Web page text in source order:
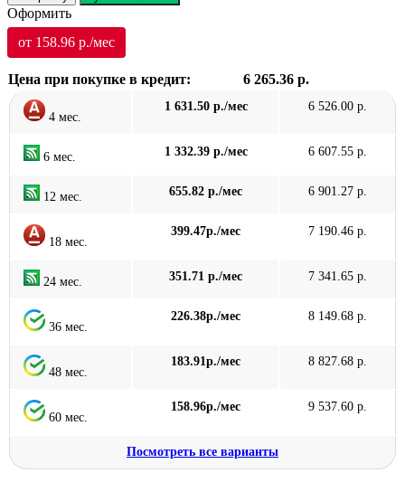
Оформить
от 158.96 р./мес
Цена при покупке в кредит: 6 265.36 р.
4 мес.
1 631.50 р./мес 6 526.00 р.
6 мес. 1 332.39 р./мес 6 607.55 р.
12 мес. 655.82 р./мес 6 901.27 р.
18 мес.
399.47р./мес 7 190.46 р.
24 мес. 351.71 р./мес 7 341.65 р.
36 мес.
226.38р./мес 8 149.68 р.
48 мес.
183.91р./мес 8 827.68 р.
60 мес.
158.96р./мес 9 537.60 р.
Посмотреть все варианты